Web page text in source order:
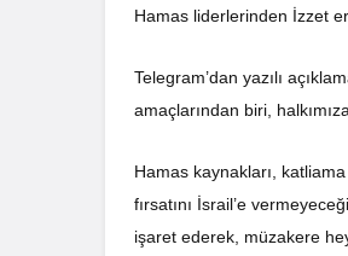
Hamas liderlerinden İzzet
Telegram’dan yazılı
amaçlarından biri,
Hamas kaynakları,
fırsatını İsrail’e
işaret ederek, müzakere